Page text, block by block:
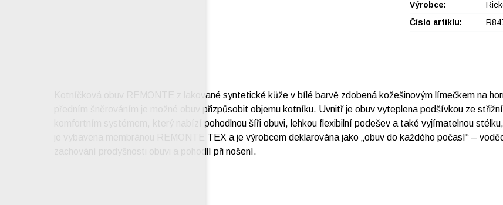
Výrobce:
Číslo artiklu:
Kotníčková obuv REMONTE z lakované syntetické kůže v bílé barvě zdobená kožešinovým límečkem na
předním šněrováním je možné obuv přizpůsobit objemu kotníku. Uvnitř je obuv vyteplena podšívkou ze
komfortním systémem, který nabízí pohodlnou šíři obuvi, lehkou flexibilní podešev a také vyjímatelnou
je vybavena membránou REMONTE TEX a je výrobcem deklarována jako „obuv do každého počasí“ –
zachování prodyšnosti obuvi a pohodlí při nošení.